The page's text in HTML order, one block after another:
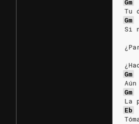
Gm
Tu
Gm
Si
Gm
Gm
La
Eb